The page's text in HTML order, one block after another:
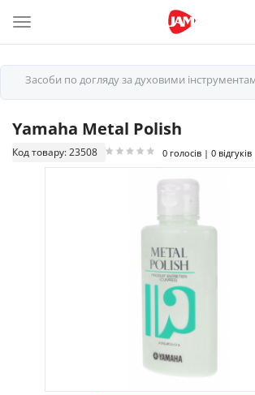
Засоби по догляду за духовими
Yamaha Metal Polish
Код товару: 23508 0 голосів | 0 відгуків